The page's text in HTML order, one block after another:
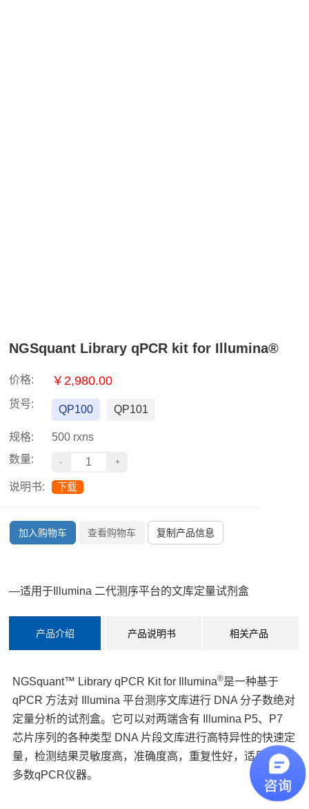
NGSquant Library qPCR kit for Illumina®
价格: ￥2,980.00
货号: QP100 QP101
规格:
500 rxns
数量:
说明书: 下载
加入购物车 查看购物车 复制产品信息
—适用于Illumina 二代测序平台的文库定量试剂盒
产品介绍 产品说明书 相关产品
NGSquant™ Library qPCR Kit for Illumina®是一种基于
qPCR 方法对 Illumina 平台测序文库进行 DNA 分子数绝对
定量分析的试剂盒。它可以对两端含有 Illumina P5、P7
芯片序列的各种类型 DNA 片段文库进行高特异性的快速定
量，检测结果灵敏度高，准确度高，重复性好，适用于大
多数qPCR仪器。